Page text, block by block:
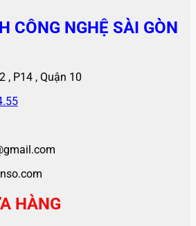
CÔNG NGHỆ SÀI GÒN
, P14 , Quận 10
HÀNG